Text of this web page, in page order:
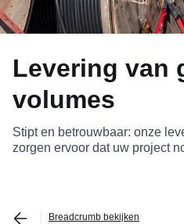
Levering van
volumes
Stipt en betrouwbaar: onze
zorgen ervoor dat uw project
Breadcrumb bekijken